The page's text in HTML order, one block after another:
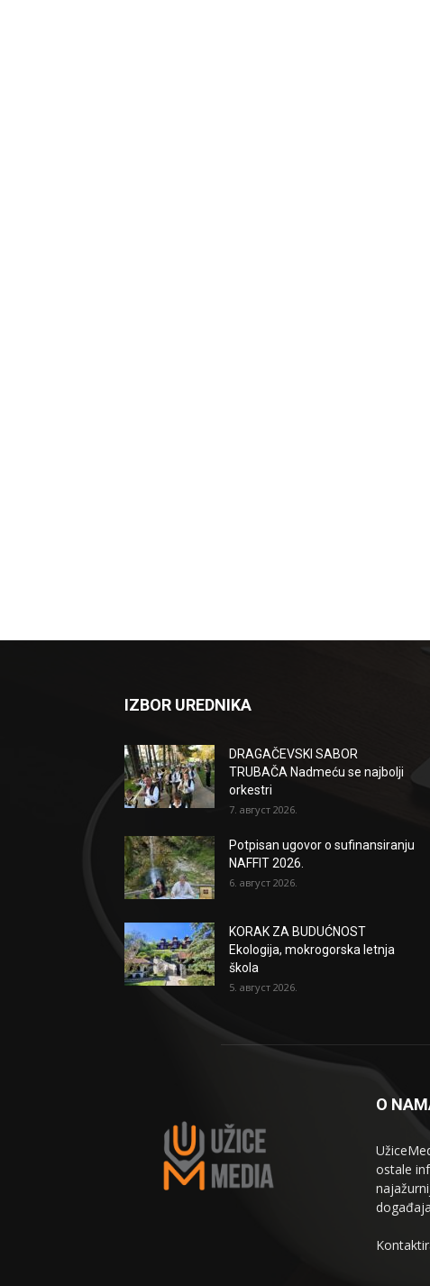
IZBOR UREDNIKA
DRAGAČEVSKI SABOR
TRUBAČA Nadmeću se najbolji
orkestri
7. август 2026.
Potpisan ugovor o sufinansiranju
NAFFIT 2026.
6. август 2026.
KORAK ZA BUDUĆNOST
Ekologija, mokrogorska letnja
škola
5. август 2026.
O
ostale